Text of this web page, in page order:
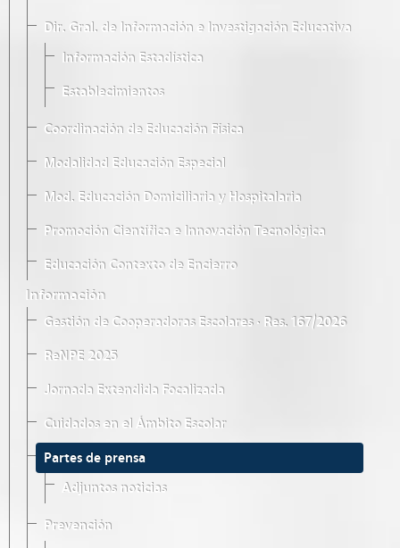
Dir. Gral. de Información e Investigación Educativa
Información Estadística
Establecimientos
Coordinación de Educación Física
Modalidad Educación Especial
Mod. Educación Domiciliaria y Hospitalaria
Promoción Científica e Innovación Tecnológica
Educación Contexto de Encierro
Información
Gestión de Cooperadoras Escolares · Res. 167/2026
ReNPE 2025
Jornada Extendida Focalizada
Cuidados en el Ámbito Escolar
Partes de prensa
Adjuntos noticias
Prevención